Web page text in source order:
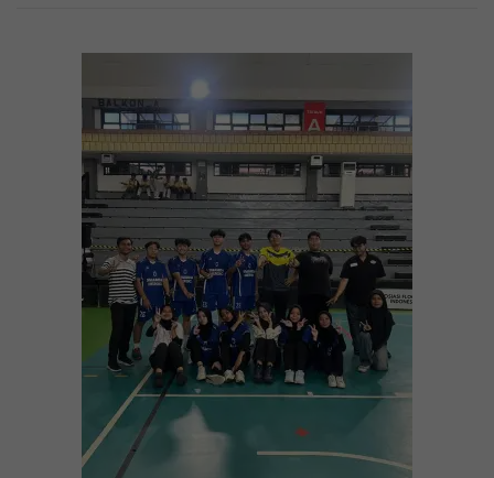
Raih
Prestasi
Gemilang
di
Piala
Wali
Kota
Surabaya
2026
Cabang
Olahraga
Floorball